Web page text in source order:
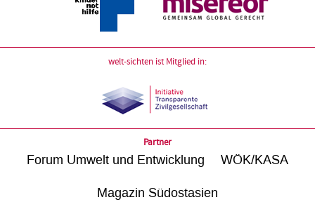
welt-sichten ist Mitglied in:
Partner
Forum Umwelt und Entwicklung WÖK/KASA
Magazin Südostasien